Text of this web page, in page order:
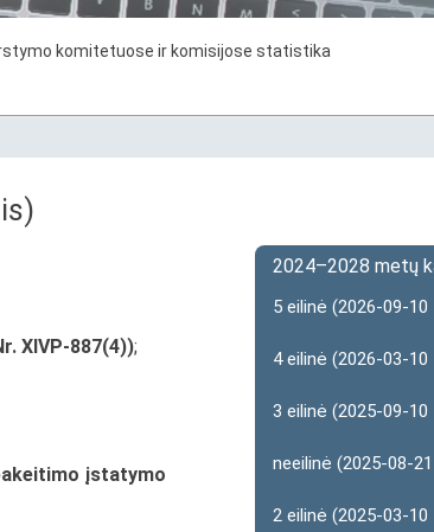
komitetuose ir komisijose statistika
XIVP-887(4));
įstatymo
2024–2028 metų
5 eilinė (2026-09-10
4 eilinė (2026-03-
3 eilinė (2025-09-
neeilinė (2025-08-
2 eilinė (2025-03-